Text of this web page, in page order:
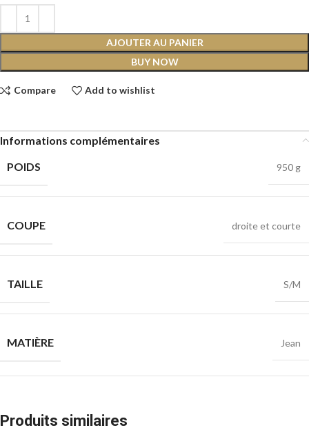
AJOUTER AU PANIER
BUY NOW
Compare Add to wishlist
Informations complémentaires
POIDS
950 g
COUPE droite et courte
TAILLE S/M
MATIÈRE Jean
Produits similaires